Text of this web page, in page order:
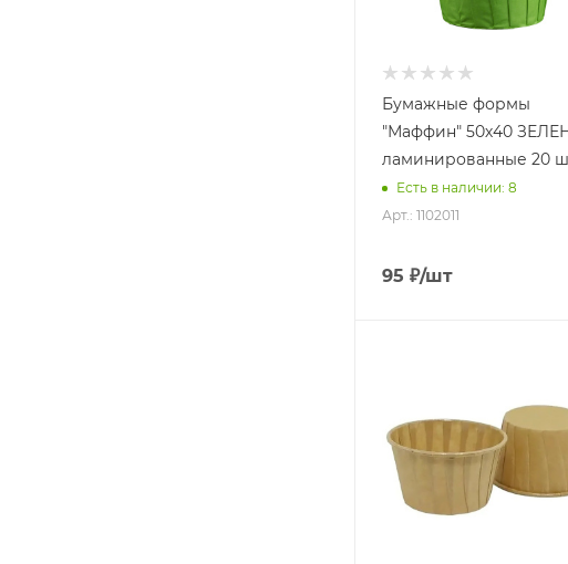
Бумажные формы
"Маффин" 50х40
ламинированные 20
Есть в наличии: 8
Арт.: 1102011
95 ₽/шт